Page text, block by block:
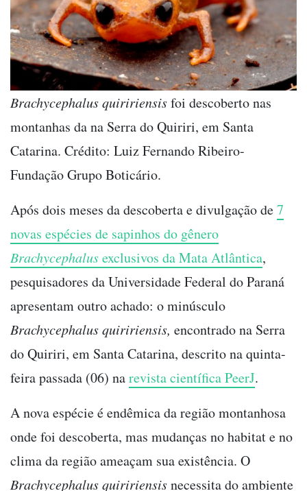
Brachycephalus quiririensisfoi descoberto nas
montanhas da na Serra do Quiriri, em Santa
Catarina. Crédito: Luiz Fernando Ribeiro-
Fundação Grupo Boticário.
Após dois meses da descoberta e divulgação de7
novas espécies de sapinhos do gênero
Brachycephalusexclusivos da Mata Atlântica,
pesquisadores da Universidade Federal do Paraná
apresentam outro achado: o minúsculo
Brachycephalus quiririensis, encontrado na Serra
do Quiriri, em Santa Catarina, descrito na quinta-
feira passada (06) narevista científica PeerJ.
A nova espécie é endêmica da região montanhosa
onde foi descoberta, mas mudanças no habitat e no
clima da região ameaçam sua existência. O
Brachycephalus quiririensisnecessita do ambiente